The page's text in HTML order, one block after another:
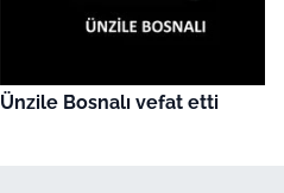
Ünzile Bosnalı vefat etti